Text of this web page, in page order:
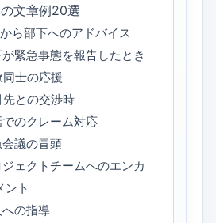
文章例20選
ら部下へのアドバイス
緊急事態を報告したとき
同士の応援
先との交渉時
でのクレーム対応
会議の冒頭
ジェクトチームへのエンカ
ント
への指導